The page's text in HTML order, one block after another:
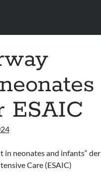
ESAIC
in neonates and infants“ der
Care (ESAIC)